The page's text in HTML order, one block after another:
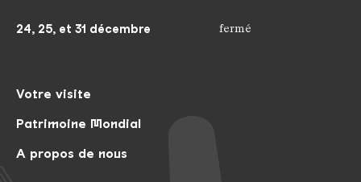
Votre visite
Patrimoine Mondial
A propos de nous
24, 25, et 31 décembre fermé